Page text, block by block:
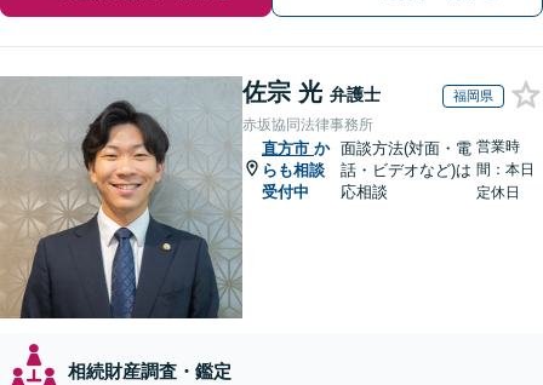
佐宗 光 弁護士 福岡県
赤坂協同法律事務所
直方市 か
らも相談
受付中
面談方法(対面・電
話・ビデオなど)は
応相談
営業時
間：本日
定休日
相続財産調査・鑑定